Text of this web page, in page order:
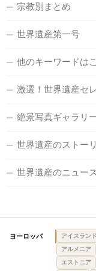
宗教別まとめ
世界遺産第一号
他のキーワードは
激選！世界遺産セ
絶景写真ギャラリ
世界遺産のストー
世界遺産のニュース
ヨーロッパ アイスランド
アルメニア
エストニア